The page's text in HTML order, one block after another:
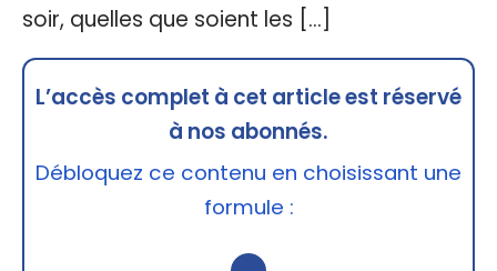
soir, quelles que soient les […]
L’accès complet à cet article est réservé
à nos abonnés.
Débloquez ce contenu en choisissant une
formule :